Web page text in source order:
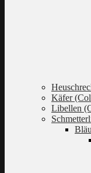
Käfer
Libellen